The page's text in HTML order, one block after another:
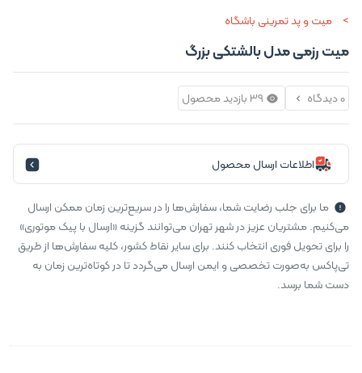
میت و پد تمرینی باشگاه
میت رزمی مدل بالشتکی بزرگ
0 دیدگاه 39 بازدید محصول
اطلاعات ارسال محصول
ما برای جلب رضایت شما، سفارش‌ها را در سریع‌ترین زمان ممکن ارسال
می‌کنیم. مشتریان عزیز در شهر تهران می‌توانند گزینه «ارسال با پیک موتوری»
را برای تحویل فوری انتخاب کنند. برای سایر نقاط کشور، کلیه سفارش‌ها از طریق
تی‌پاکس به‌صورت تخصصی و ایمن ارسال می‌گردد تا در کوتاه‌ترین زمان به
دست شما برسد.